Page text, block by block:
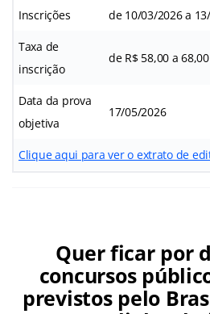
Inscrições de 10/03/2026 a
Taxa de
inscrição
de R$ 58,00 a 68,00
Data da prova
objetiva
17/05/2026
Clique aqui para ver o extrato de
Quer ficar por
concursos
previstos pelo